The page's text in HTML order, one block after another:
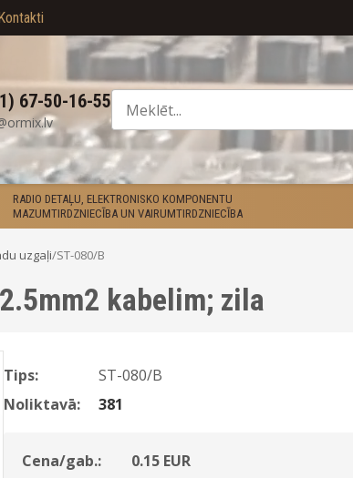
67-50-16-55
RADIO DETAĻU, ELEKTRONISKO KOMPONENTU
MAZUMTIRDZNIECĪBA UN VAIRUMTIRDZNIECĪBA
uzgaļi/ST-080/B
kabelim; zila
Tips:
ST-080/B
Noliktavā:
381
Cena/gab.: 0.15 EUR